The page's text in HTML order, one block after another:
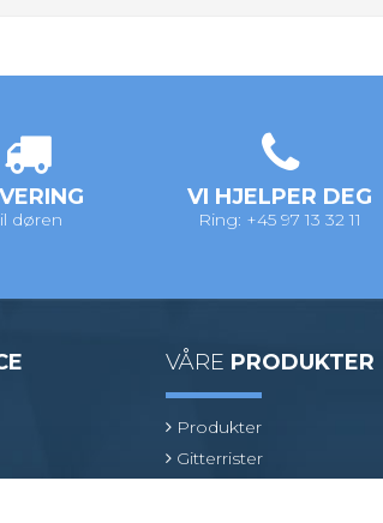
døren
VI HJELPER DEG
Ring: +45 97 13 32 11
VÅRE PRODUKTER
Produkter
Gitterrister